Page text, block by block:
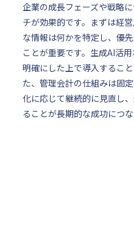
企業の成長フェーズや戦略
チが効果的です。まずは経
な情報は何かを特定し、優
ことが重要です。生成AI活
明確にした上で導入するこ
た、管理会計の仕組みは固
化に応じて継続的に見直し
ることが長期的な成功につな